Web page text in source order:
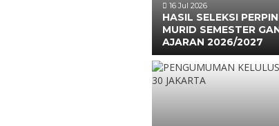
16 Jul 2026
HASIL SELEKSI
MURID SEMESTER
AJARAN 2026/2027